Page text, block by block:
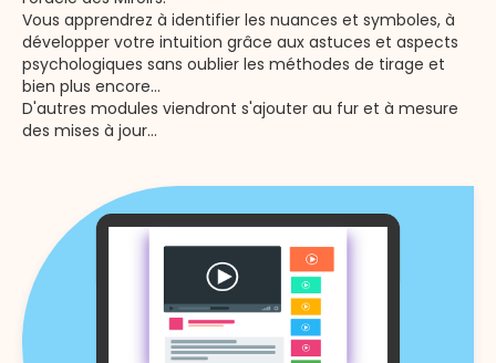
Vous apprendrez à identifier les nuances et symboles, à
développer votre intuition grâce aux astuces et aspects
psychologiques sans oublier les méthodes de tirage et
bien plus encore...
D'autres modules viendront s'ajouter au fur et à mesure
des mises à jour...